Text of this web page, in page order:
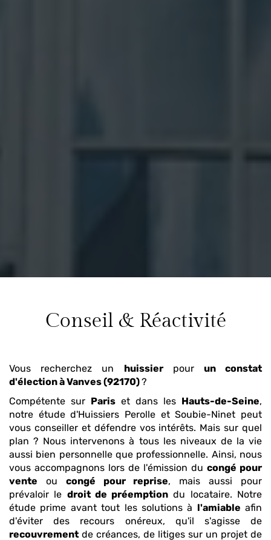
Conseil & Réactivité
Vous recherchez un huissierpour un constat
d'électionà Vanves (92170)?
Compétente sur Paris et dans les Hauts-de-Seine,
notre étude d'Huissiers Perolle et Soubie-Ninet peut
vous conseiller et défendre vos intérêts. Mais sur quel
plan ? Nous intervenons à tous les niveaux de la vie
aussi bien personnelle que professionnelle. Ainsi, nous
vous accompagnons lors de l'émission du congé pour
vente ou congé pour reprise, mais aussi pour
prévaloir le droit de préemption du locataire. Notre
étude prime avant tout les solutions à l'amiable afin
d'éviter des recours onéreux, qu'il s'agisse de
recouvrement de créances, de litiges sur un projet de